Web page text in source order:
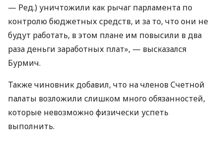
— Ред.) уничтожили как рычаг парламента по
контролю бюджетных средств, и за то, что они не
будут работать, в этом плане им повысили в два
раза деньги заработных плат», — высказался
Бурмич.
Также чиновник добавил, что на членов Счетной
палаты возложили слишком много обязанностей,
которые невозможно физически успеть
выполнить.